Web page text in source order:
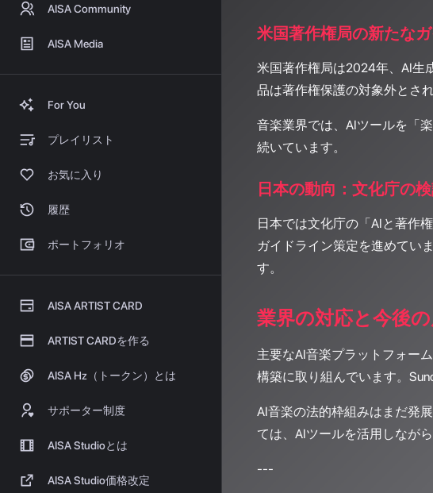
AISA Community
AISA Media
For You
プレイリスト
お気に入り
履歴
ポートフォリオ
AISA ARTIST CARD
ARTIST CARDを作る
AISA Hz（トークン）とは
サポーター制度
AISA Studioとは
AISA Studio価格改定
米国著作権局の新たな
米国著作権局は2024年、AI生
品は著作権保護の対象外とさ
音楽業界では、AIツールを「
続いています。
日本の動向：文化庁の
日本では文化庁の「AIと著作
ガイドライン策定を進めてい
す。
業界の対応と今後
主要なAI音楽プラットフォー
構築に取り組んでいます。
AI音楽の法的枠組みはまだ発
ては、AIツールを活用しなが
---